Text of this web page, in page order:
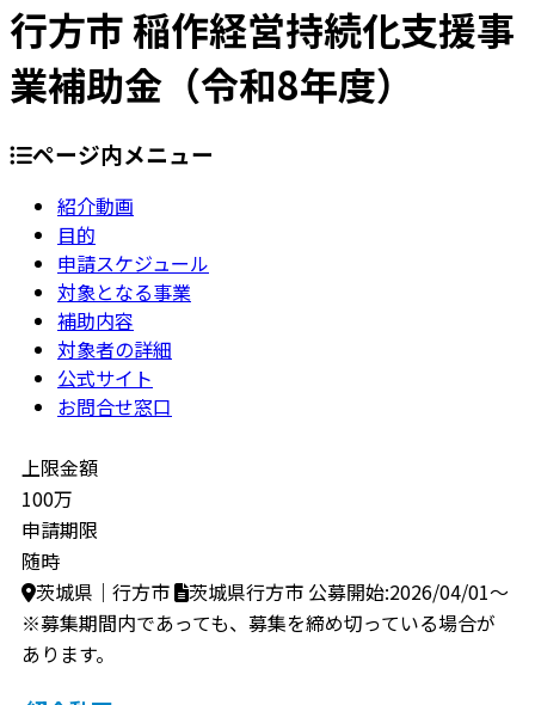
行方市 稲作経営持続化支援事
業補助金（令和8年度）
ページ内メニュー
紹介動画
目的
申請スケジュール
対象となる事業
補助内容
対象者の詳細
公式サイト
お問合せ窓口
上限金額
100万
申請期限
随時
茨城県｜行方市
茨城県行方市 公募開始:2026/04/01～
※募集期間内であっても、募集を締め切っている場合が
あります。